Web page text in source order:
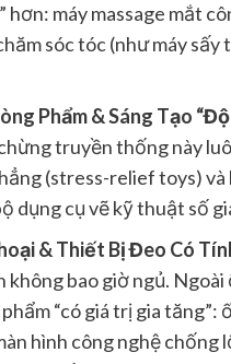
hơn: máy massage mắt
sóc tóc (như máy
Phẩm & Sáng Tạo
truyền thống này
(stress-relief toys)
dụng cụ vẽ kỹ thuật số
& Thiết Bị Đeo Có
bao giờ ngủ.
“có giá trị gia
hình công nghệ